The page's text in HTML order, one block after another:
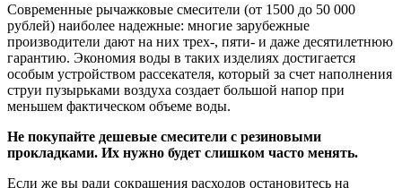
Современные рычажковые смесители (от 1500 до 50 000
рублей) наиболее надежные: многие зарубежные
производители дают на них трех-, пяти- и даже десятилетнюю
гарантию. Экономия воды в таких изделиях достигается
особым устройством рассекателя, который за счет наполнения
струи пузырьками воздуха создает большой напор при
меньшем фактическом объеме воды.
Не покупайте дешевые смесители с резиновыми
прокладками. Их нужно будет слишком часто менять.
Если же вы ради сокращения расходов остановитесь на